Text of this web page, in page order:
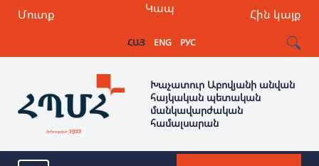
Մուտք Հին կայք
Կապ
ՀԱՅ ENG РУС
Խաչատուր Աբովյանի անվան
հայկական պետական
մանկավարժական
համալսարան